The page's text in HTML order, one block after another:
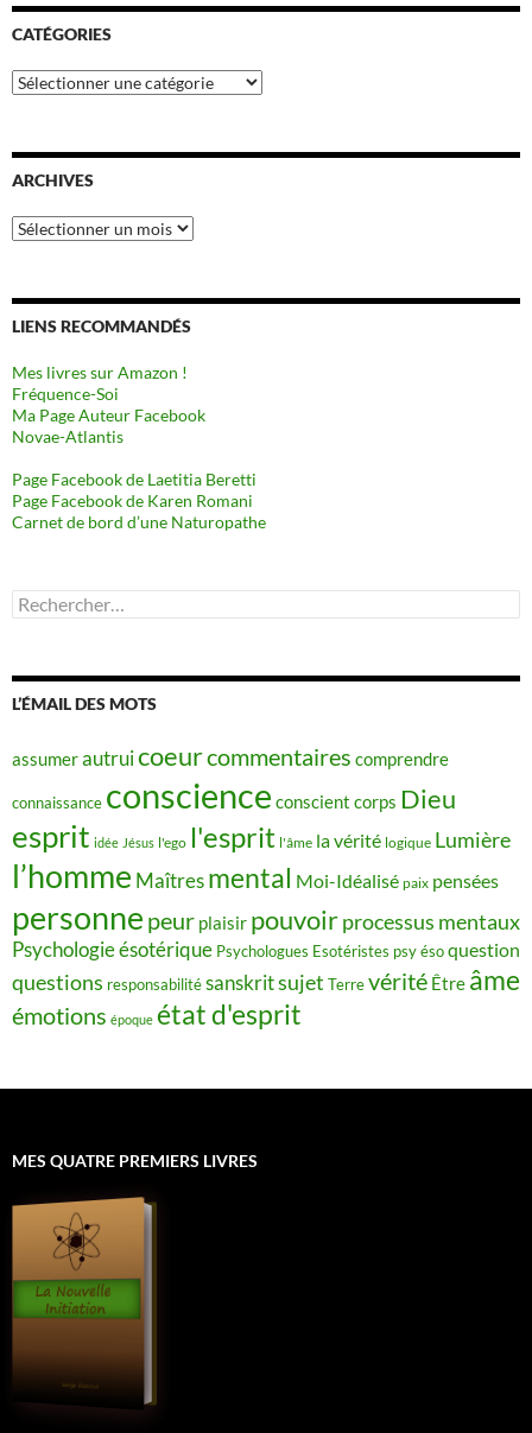
CATÉGORIES
Catégories
ARCHIVES
Archives
LIENS RECOMMANDÉS
Mes livres sur Amazon !
Fréquence-Soi
Ma Page Auteur Facebook
Novae-Atlantis
Page Facebook de Laetitia Beretti
Page Facebook de Karen Romani
Carnet de bord d’une Naturopathe
Rechercher :
L’ÉMAIL DES MOTS
assumerautruicoeurcommentaires comprendre
connaissance conscience conscient corps Dieu
esprit idée Jésus l'ego l'esprit l'âme la vérité logique Lumière
l’homme Maîtres mental Moi-Idéalisé paix pensées
personne peur plaisir pouvoirprocessus mentaux
Psychologie ésotérique Psychologues Esotéristes psy ésoquestion
questions responsabilitésanskritsujet Terrevérité Être âme
émotions époque état d'esprit
MES QUATRE PREMIERS LIVRES